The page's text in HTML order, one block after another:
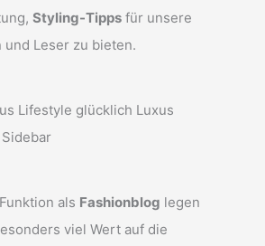
Styling-Tipps für unsere
und Leser zu bieten.
als Fashionblog legen
viel Wert auf die